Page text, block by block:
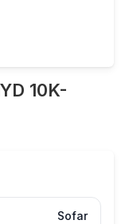
10K-
Sofar